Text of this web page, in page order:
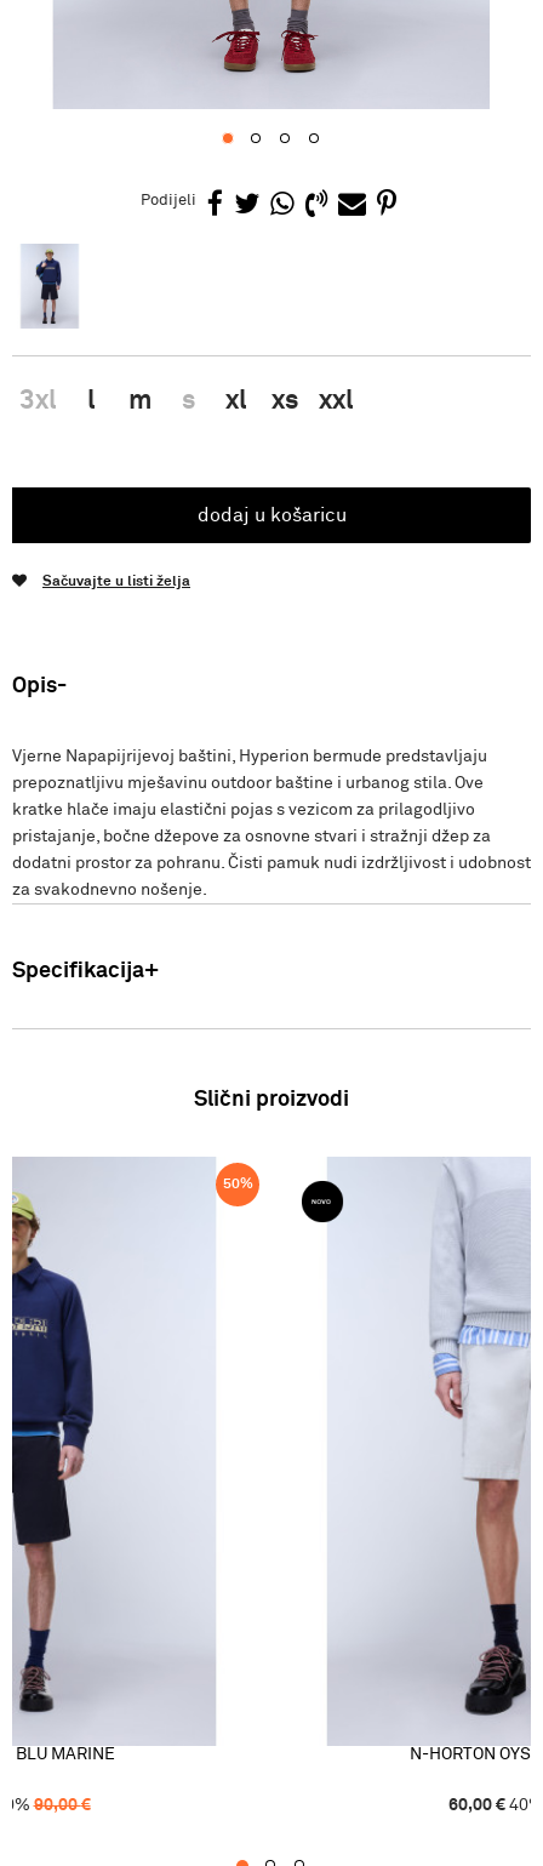
Podijeli
3xl l m s xl xs xxl
dodaj u košaricu
Sačuvajte u listi želja
Opis
Vjerne Napapijrijevoj baštini, Hyperion bermude predstavljaju
prepoznatljivu mješavinu outdoor baštine i urbanog stila. Ove
kratke hlače imaju elastični pojas s vezicom za prilagodljivo
pristajanje, bočne džepove za osnovne stvari i stražnji džep za
dodatni prostor za pohranu. Čisti pamuk nudi izdržljivost i udobnost
za svakodnevno nošenje.
Specifikacija
100% Pamuk Zemlja podrijetla: Bangladeš SS26
Slični proizvodi
50%
BLU MARINE
% 90,00€
N-HORTON
60,00 € 40%